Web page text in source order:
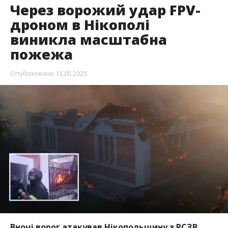
Через ворожий удар FPV-
дроном в Нікополі
виникла масштабна
пожежа
Опубліковано 13.05.2025